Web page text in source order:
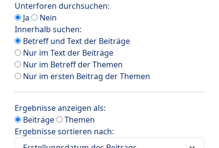
Unterforen durchsuchen:
Ja
Nein
Innerhalb suchen:
Betreff und Text der Beiträge
Nur im Text der Beiträge
Nur im Betreff der Themen
Nur im ersten Beitrag der Themen
Ergebnisse anzeigen als:
Beiträge
Themen
Ergebnisse sortieren nach: